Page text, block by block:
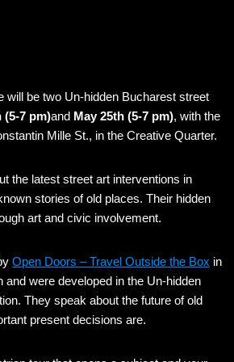
will be two Un-hidden Bucharest street
(5-7 pm)and May 25th (5-7 pm), with the
Mille St., in the Creative Quarter.
the latest street art interventions in
stories of old places. Their hidden
art and civic involvement.
Open Doors – Travel Outside the Box in
and were developed in the Un-hidden
They speak about the future of old
present decisions are.